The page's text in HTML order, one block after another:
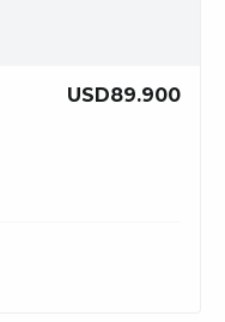
USD89.900